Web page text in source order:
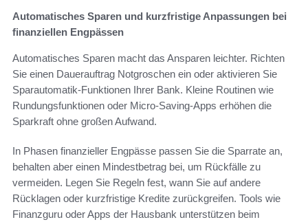
Automatisches Sparen und kurzfristige Anpassungen bei
finanziellen Engpässen
Automatisches Sparen macht das Ansparen leichter. Richten
Sie einen Dauerauftrag Notgroschen ein oder aktivieren Sie
Sparautomatik-Funktionen Ihrer Bank. Kleine Routinen wie
Rundungsfunktionen oder Micro-Saving-Apps erhöhen die
Sparkraft ohne großen Aufwand.
In Phasen finanzieller Engpässe passen Sie die Sparrate an,
behalten aber einen Mindestbetrag bei, um Rückfälle zu
vermeiden. Legen Sie Regeln fest, wann Sie auf andere
Rücklagen oder kurzfristige Kredite zurückgreifen. Tools wie
Finanzguru oder Apps der Hausbank unterstützen beim